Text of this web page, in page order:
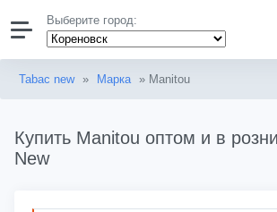
Выберите город:
Tabac new » Марка » Manitou
Купить Manitou оптом и в
New